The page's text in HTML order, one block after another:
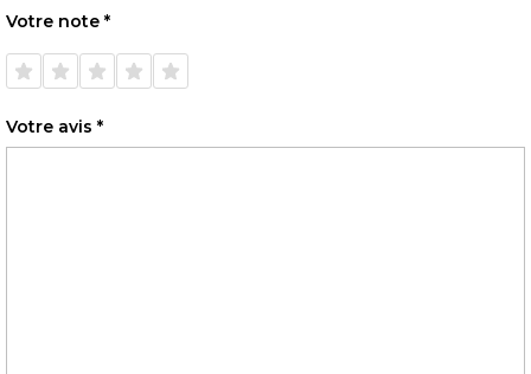
Votre note *
1 étoile
sur 5
2 étoiles
sur 5
3 étoiles
sur 5
4 étoiles
sur 5
5 étoiles
sur 5
Votre avis *